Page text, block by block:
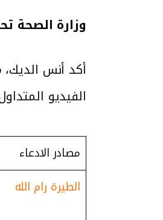
وزارة الصحة
أكد أنس
الفيديو
مصادر الادعاء
الطيرة رام الله